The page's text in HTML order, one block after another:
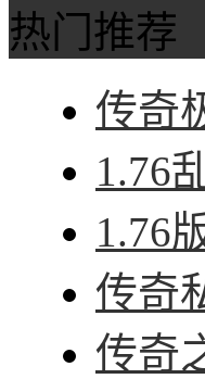
热门推荐
传奇
1.76
1.76
传奇
传奇